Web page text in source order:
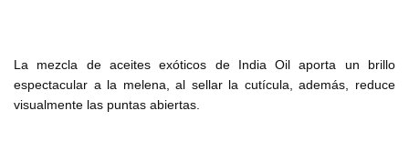
La mezcla de aceites exóticos de India Oil aporta un brillo
espectacular a la melena, al sellar la cutícula, además, reduce
visualmente las puntas abiertas.